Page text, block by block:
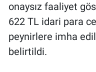
onaysız faaliyet
622 TL idari para
peynirlere imha
belirtildi.